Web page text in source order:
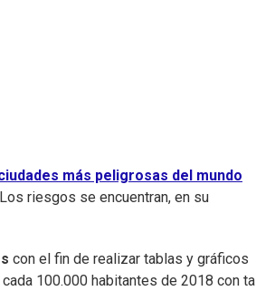
más peligrosas del mundo
riesgos se encuentran, en su
con el fin de realizar tablas y gráficos
100.000 habitantes de 2018 con tal